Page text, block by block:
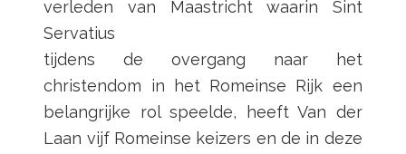
verleden van Maastricht waarin Sint
Servatius
tijdens de overgang naar het
christendom in het Romeinse Rijk een
belangrijke rol speelde, heeft Van der
Laan vijf Romeinse keizers en de in deze